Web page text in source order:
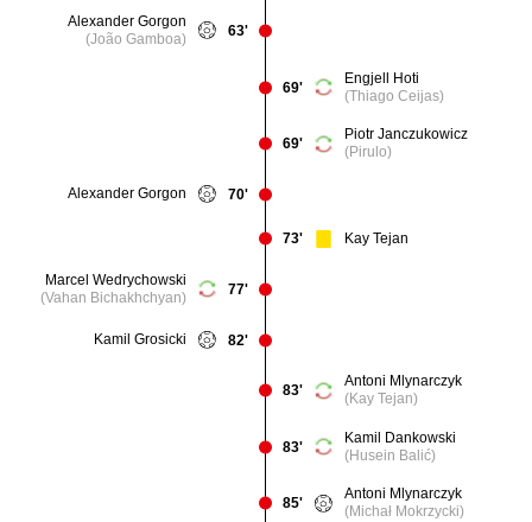
Alexander Gorgon
(João Gamboa)
63'
69'
Engjell Hoti
(Thiago Ceijas)
69'
Piotr Janczukowicz
(Pirulo)
Alexander Gorgon 70'
73' Kay Tejan
Marcel Wedrychowski
(Vahan Bichakhchyan)
77'
Kamil Grosicki 82'
83'
Antoni Mlynarczyk
(Kay Tejan)
83'
Kamil Dankowski
(Husein Balić)
85'
Antoni Mlynarczyk
(Michał Mokrzycki)